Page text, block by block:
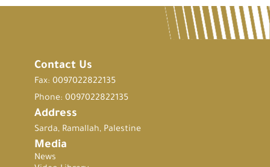
Media
News
Address
Sarda, Ramallah, Palestine
Contact Us
Fax: 0097022822135
Phone: 0097022822135